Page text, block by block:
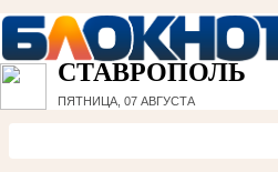
СТАВРОПОЛЬ
ПЯТНИЦА, 07 АВГУСТА